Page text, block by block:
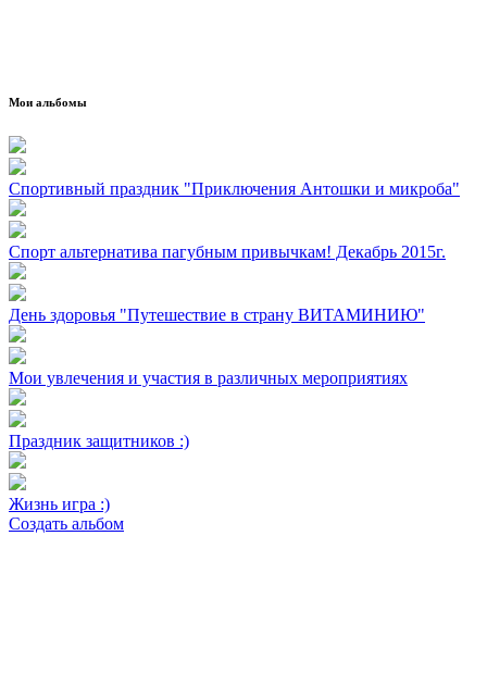
Мои альбомы
Спортивный праздник "Приключения Антошки и микроба"
Спорт альтернатива пагубным привычкам! Декабрь 2015г.
День здоровья "Путешествие в страну ВИТАМИНИЮ"
Мои увлечения и участия в различных мероприятиях
Праздник защитников :)
Жизнь игра :)
Создать альбом